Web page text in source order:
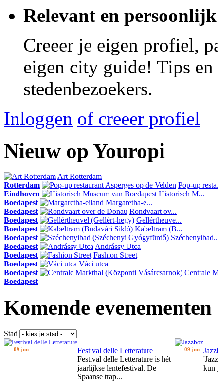
Relevant en persoonlijk
Creeer je eigen profiel,
eigen city guide! Tips
stedenbezoekers.
Inloggen of creeer profiel
Nieuw op Youropi
Art Rotterdam
Rotterdam
Pop-up
Eindhoven
Historisch M...
Boedapest
Margaretha-e...
Boedapest
Rondvaart ov...
Boedapest
Gellértheuve...
Boedapest
Kabeltram (B...
Boedapest
Boedapest
Andrássy Utca
Boedapest
Fashion Street
Boedapest
Váci utca
Boedapest
Centrale
Boedapest
Komende evenementen
Stad
09 jun
Festival delle Letterature
Festival delle Letterature is hét
jaarlijkse lentefestival. De
Spaanse trap...
09 jun
kun